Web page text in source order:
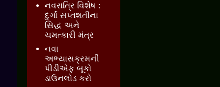
નવરાત્રિ વિશેષ :
દુર્ગા સપ્તશતીના
સિદ્ધ અને
ચમત્કારી મંત્ર
નવા
અભ્યાસક્રમની
પીડીએફ બૂકો
ડાઉનલોડ કરો